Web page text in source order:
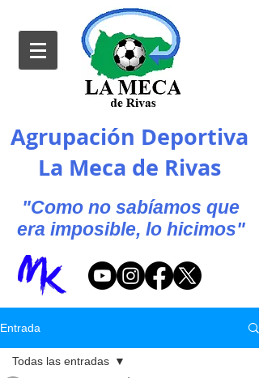
Agrupación Deportiva
La Meca de Rivas
"Como no sabíamos que
era imposible, lo hicimos"
Entrada
Todas las entradas